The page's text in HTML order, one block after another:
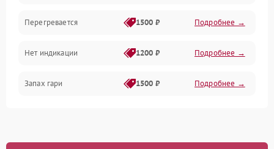
Перегревается 1500 ₽ Подробнее →
Нет индикации 1200 ₽ Подробнее →
Запах гари 1500 ₽ Подробнее →